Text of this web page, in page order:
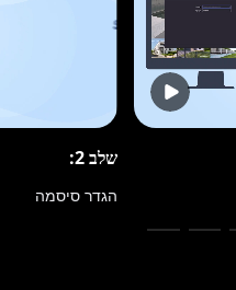
שלב 2:
הגדר סיסמה